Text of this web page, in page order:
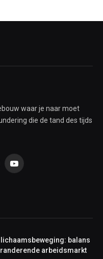
waar je naar moet
die de tand des tijds
YouTube
balans
arbeidsmarkt